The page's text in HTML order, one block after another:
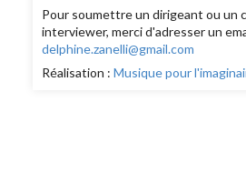
Pour soumettre un dirigeant ou un
interviewer, merci d'adresser un
delphine.zanelli@gmail.com
Réalisation :Musique pour